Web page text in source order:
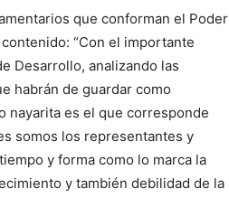
que conforman el Poder
“Con el importante
Desarrollo, analizando las
habrán de guardar como
nayarita es el que corresponde
somos los representantes y
y forma como lo marca la
y también debilidad de la